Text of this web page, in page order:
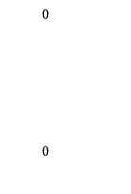
0
0